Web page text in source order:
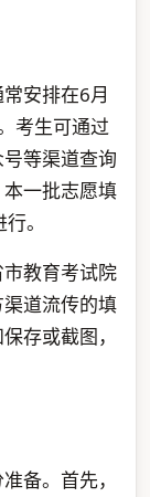
安排在6月
考生可通过
等渠道查询
一批志愿填
。
教育考试院
道流传的填
存或截图，
备。首先，